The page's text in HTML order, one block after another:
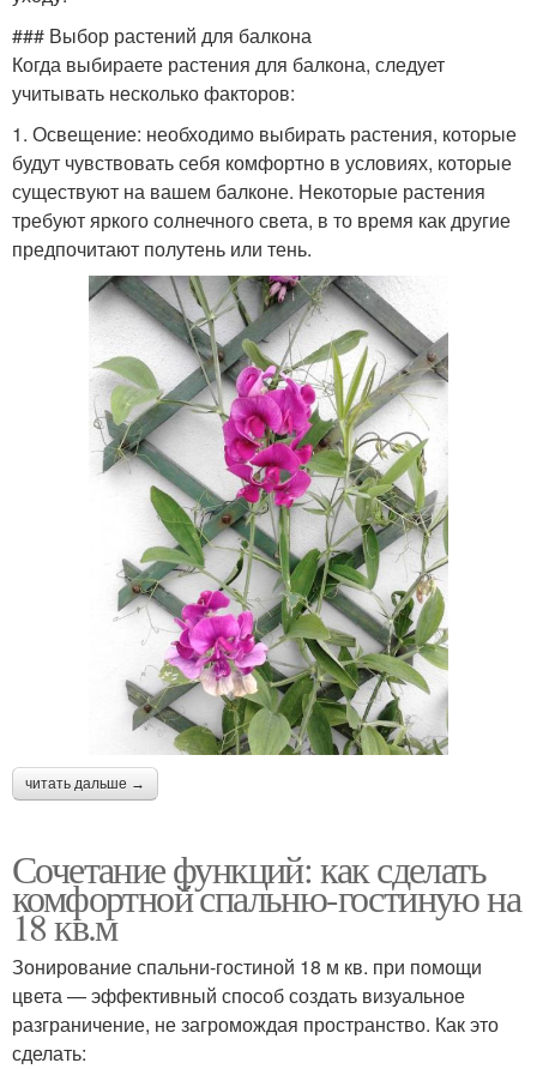
### Выбор растений для балкона
Когда выбираете растения для балкона, следует
учитывать несколько факторов:
1. Освещение: необходимо выбирать растения, которые
будут чувствовать себя комфортно в условиях, которые
существуют на вашем балконе. Некоторые растения
требуют яркого солнечного света, в то время как другие
предпочитают полутень или тень.
читать дальше →
Сочетание функций: как сделать
комфортной спальню-гостиную на
18 кв.м
Зонирование спальни-гостиной 18 м кв. при помощи
цвета — эффективный способ создать визуальное
разграничение, не загромождая пространство. Как это
сделать: